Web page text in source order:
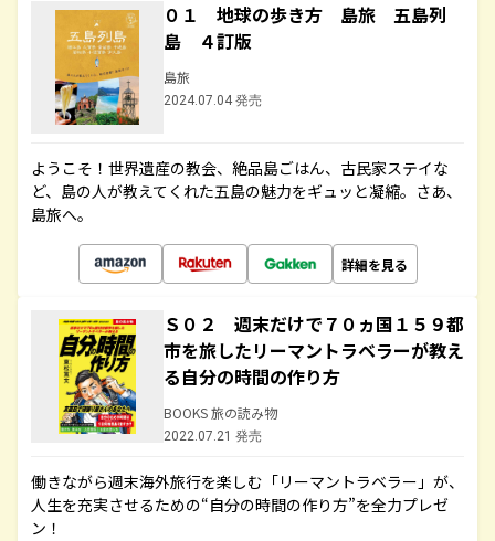
０１ 地球の歩き方 島旅 五島列
島 ４訂版
島旅
2024.07.04 発売
ようこそ！世界遺産の教会、絶品島ごはん、古民家ステイな
ど、島の人が教えてくれた五島の魅力をギュッと凝縮。さあ、
島旅へ。
詳細を見る
Ｓ０２ 週末だけで７０ヵ国１５９都
市を旅したリーマントラベラーが教え
る自分の時間の作り方
BOOKS 旅の読み物
2022.07.21 発売
働きながら週末海外旅行を楽しむ「リーマントラベラー」が、
人生を充実させるための“自分の時間の作り方”を全力プレゼ
ン！